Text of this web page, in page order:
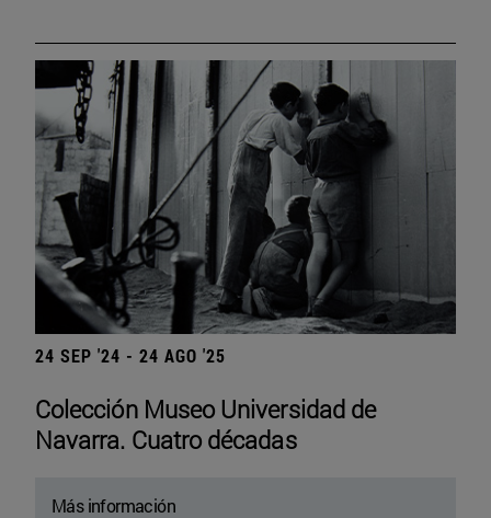
24 SEP '24 - 24 AGO '25
Colección Museo Universidad de
Navarra. Cuatro décadas
Más información